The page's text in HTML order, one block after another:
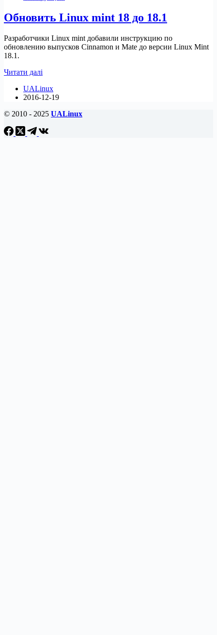
Ubuntu
Pro
Обновить Linux mint 18 до 18.1
Разработчики Linux mint добавили инструкцию по
обновлению выпусков Cinnamon и Mate до версии Linux Mint
18.1.
Читати далі
mint
18
18.1
UALinux
2016-12-19
© 2010 - 2025 UALinux